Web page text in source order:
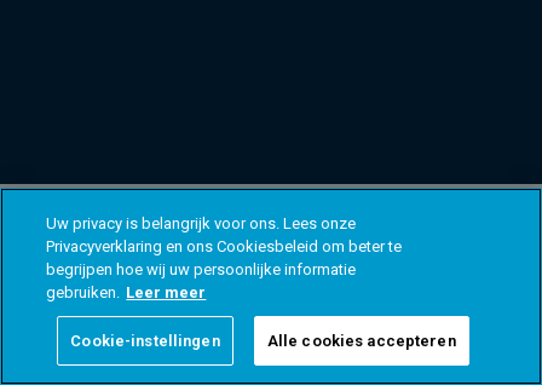
Uw privacy is belangrijk voor ons. Lees onze
Privacyverklaring en ons Cookiesbeleid om beter te
begrijpen hoe wij uw persoonlijke informatie
gebruiken. Leer meer
Cookie-instellingen Alle cookies accepteren